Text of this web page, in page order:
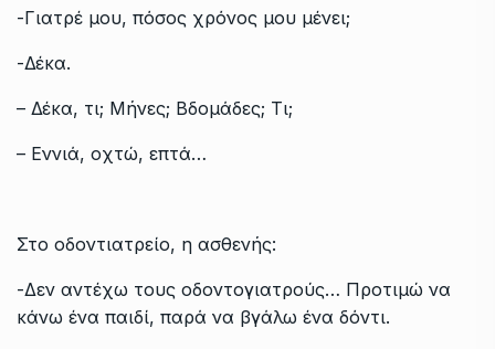
-Γιατρέ μου, πόσος χρόνος μου μένει;
-Δέκα.
– Δέκα, τι; Μήνες; Βδομάδες; Τι;
– Εννιά, οχτώ, επτά…
Στο οδοντιατρείο, η ασθενής:
-Δεν αντέχω τους οδοντογιατρούς… Προτιμώ να
κάνω ένα παιδί, παρά να βγάλω ένα δόντι.